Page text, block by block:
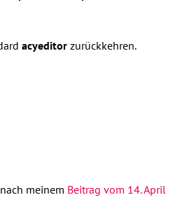
acyeditor zurückkehren.
meinem Beitrag vom 14. April